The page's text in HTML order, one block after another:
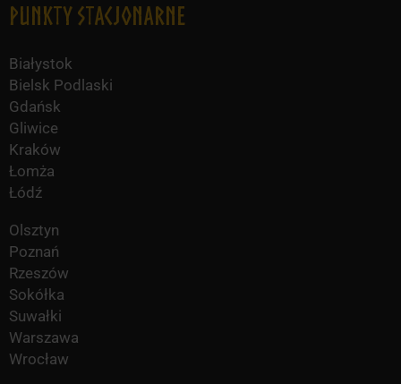
Punkty Stacjonarne
Białystok
Bielsk Podlaski
Gdańsk
Gliwice
Kraków
Łomża
Łódź
Olsztyn
Poznań
Rzeszów
Sokółka
Suwałki
Warszawa
Wrocław